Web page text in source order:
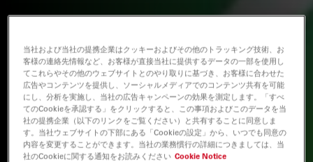
当社および当社の提携企業はクッキーおよびその他のトラッキング技術、お
客様の連絡先情報など、お客様が直接当社に提供するデータの一部を使用し
てこれらやその他のウェブサイトとのやり取りに基づき、お客様に合わせた
広告やコンテンツを提供し、ソーシャルメディアでのコンテンツ共有を可能
にし、分析を実施し、当社の広告キャンペーンの効果を測定します。「すべ
てのCookieを承認する」をクリックすると、この事項およびこのデータを当
社の提携企業（以下のリンクをご覧ください）と共有することに同意しま
す。当社ウェブサイトの下部にある「Cookieの設定」から、いつでも同意の
内容を変更することができます。当社の業務慣行の詳細につきましては、当
社のCookieに関する通知をお読みください Cookie Notice